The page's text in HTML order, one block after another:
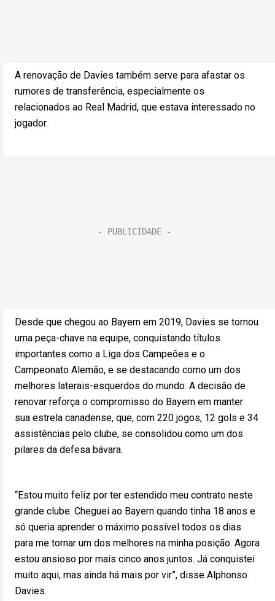
A renovação de Davies também serve para afastar os
rumores de transferência, especialmente os
relacionados ao Real Madrid, que estava interessado no
jogador.
Desde que chegou ao Bayern em 2019, Davies se tornou
uma peça-chave na equipe, conquistando títulos
importantes como a Liga dos Campeões e o
Campeonato Alemão, e se destacando como um dos
melhores laterais-esquerdos do mundo. A decisão de
renovar reforça o compromisso do Bayern em manter
sua estrela canadense, que, com 220 jogos, 12 gols e 34
assistências pelo clube, se consolidou como um dos
pilares da defesa bávara.
“Estou muito feliz por ter estendido meu contrato neste
grande clube. Cheguei ao Bayern quando tinha 18 anos e
só queria aprender o máximo possível todos os dias
para me tornar um dos melhores na minha posição. Agora
estou ansioso por mais cinco anos juntos. Já conquistei
muito aqui, mas ainda há mais por vir”, disse Alphonso
Davies.